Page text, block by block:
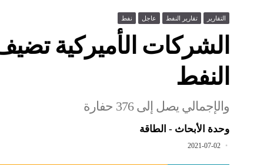
التقارير تقارير النفط عاجل نفط
النفط
والإجمالي يصل إلى 376 حفارة
وحدة الأبحاث - الطاقة
2021-07-02